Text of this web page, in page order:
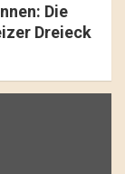
Die
Dreieck